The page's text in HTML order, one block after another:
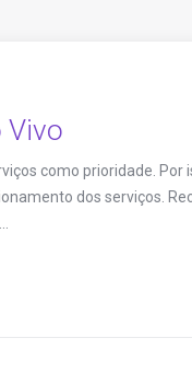
Vivo
como prioridade.
dos serviços.